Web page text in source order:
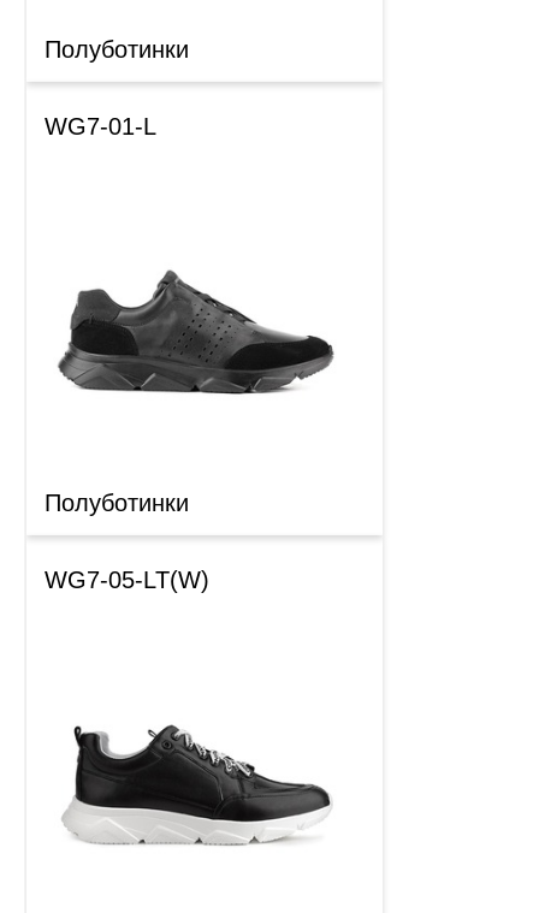
Полуботинки
WG7-01-L
Полуботинки
WG7-05-LT(W)